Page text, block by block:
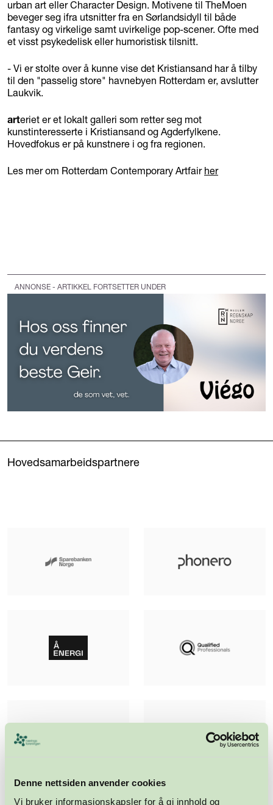
Denne nettsiden anvender cookies
Vi bruker informasjonskapsler for å gi innhold og
urban art eller Character Design. Motivene til TheMoen
beveger seg ifra utsnitter fra en Sørlandsidyll til både
fantasy og virkelige samt uvirkelige pop-scener. Ofte med
et visst psykedelisk eller humoristisk tilsnitt.
- Vi er stolte over å kunne vise det Kristiansand har å tilby
til den "passelig store" havnebyen Rotterdam er, avslutter
Laukvik.
arteriet er et lokalt galleri som retter seg mot
kunstinteresserte i Kristiansand og Agderfylkene.
Hovedfokus er på kunstnere i og fra regionen.
Les mer om Rotterdam Contemporary Artfair her
ANNONSE - ARTIKKEL FORTSETTER UNDER
Hovedsamarbeidspartnere